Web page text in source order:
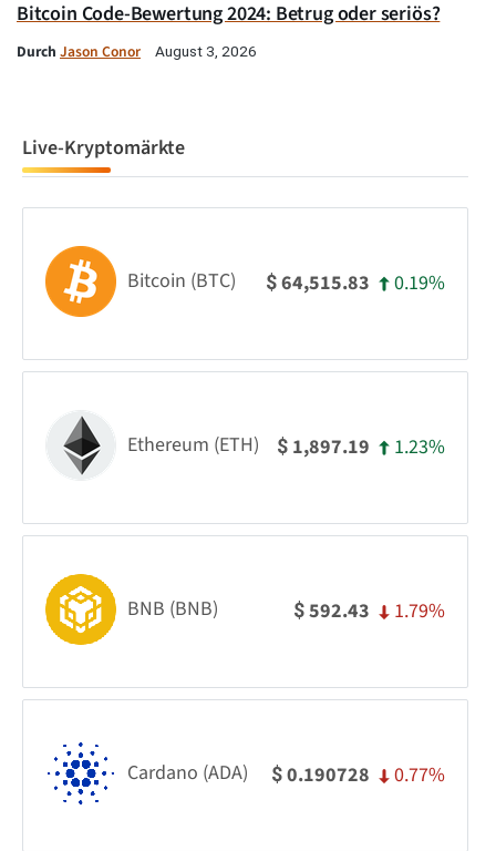
Bitcoin Code-Bewertung 2024: Betrug oder seriös?
Durch Jason Conor August 3, 2026
Live-Kryptomärkte
Bitcoin (BTC) $64,515.83 0.19%
Ethereum (ETH) $ 1,897.19 1.23%
BNB (BNB) $592.43 1.79%
Cardano (ADA) $0.190728 0.77%